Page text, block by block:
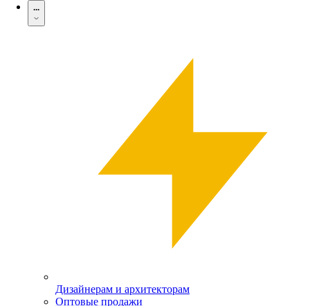
...
Дизайнерам и архитекторам
Оптовые продажи